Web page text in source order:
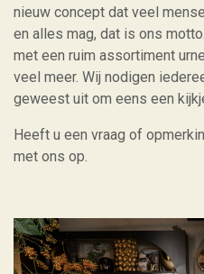
nieuw concept dat veel
en alles mag, dat is ons
met een ruim assortiment
veel meer. Wij nodigen
geweest uit om eens een
Heeft u een vraag of
met ons op.